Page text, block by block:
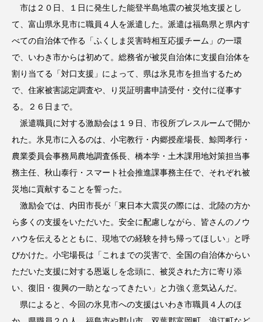
市は２０日、１日に発生した能登半島地震の被災地支援とし
て、富山県氷見市に職員４人を派遣した。派遣は福島県と県内す
べての自治体で作る「ふくしま災害時相互応援チーム」の一環
で、いわき市からは初めて。総務省が被災自治体に支援自治体を
割り当てる「対口支援」によって、県は氷見市を担当するため
で、住家被害認定調査や、り災証明書申請受付・交付に従事す
る。２６日まで。
派遣職員に対する激励会は１９日、市役所プレスルームで開か
れた。氷見市に入るのは、小宅教行・内郷授産場長、鯨岡孝行・
農業委員会事務局農地調査係長、橋本学・土木課用地対策担当事
務主任、秋山泰行・スマート社会推進課事務主任で、それぞれ被
災地に貢献することを誓った。
激励会では、内田市長が「東日本大震災の際には、北陸の方か
ら多くの支援をいただいた。安全に配慮しながら、皆さんのノウ
ハウを伝えるとともに、現地での経験を持ち帰ってほしい」と呼
びかけた。小宅場長は「これまでの災害で、全国の自治体からい
ただいた支援に対する恩返しを念頭に、被災された方に寄り添
い、復旧・復興の一助となってきたい」と力強く意気込んだ。
県によると、今回の氷見市への支援はいわき市職員４人のほ